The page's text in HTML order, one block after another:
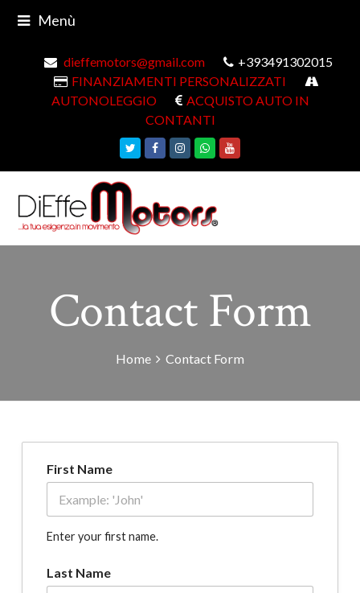
Menù
dieffemotors@gmail.com
+393491302015
FINANZIAMENTI PERSONALIZZATI
AUTONOLEGGIO
ACQUISTO AUTO IN
CONTANTI
TwitterFacebookInstagram
Whatsapp
Youtube
Contact Form
Home Contact Form
First Name
Enter your first name.
Last Name